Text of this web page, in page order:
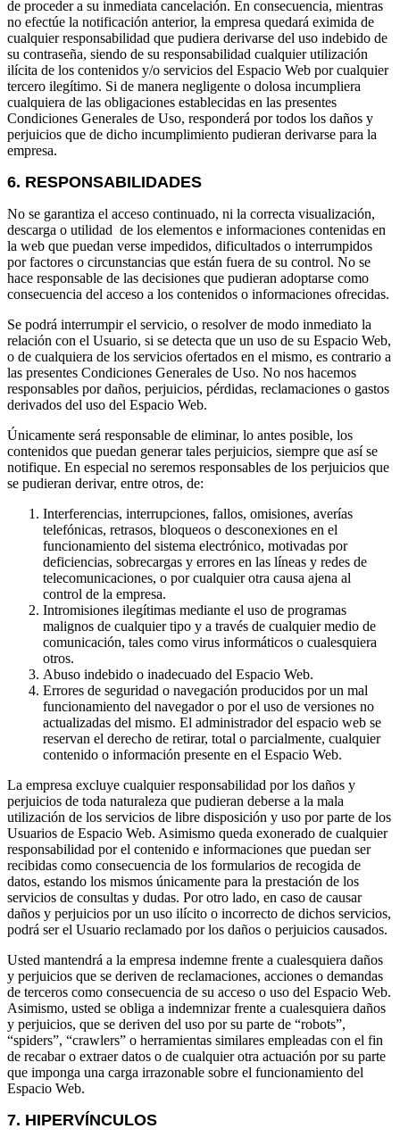
de proceder a su inmediata cancelación. En consecuencia, mientras
no efectúe la notificación anterior, la empresa quedará eximida de
cualquier responsabilidad que pudiera derivarse del uso indebido de
su contraseña, siendo de su responsabilidad cualquier utilización
ilícita de los contenidos y/o servicios del Espacio Web por cualquier
tercero ilegítimo. Si de manera negligente o dolosa incumpliera
cualquiera de las obligaciones establecidas en las presentes
Condiciones Generales de Uso, responderá por todos los daños y
perjuicios que de dicho incumplimiento pudieran derivarse para la
empresa.
6. RESPONSABILIDADES
No se garantiza el acceso continuado, ni la correcta visualización,
descarga o utilidad de los elementos e informaciones contenidas en
la web que puedan verse impedidos, dificultados o interrumpidos
por factores o circunstancias que están fuera de su control. No se
hace responsable de las decisiones que pudieran adoptarse como
consecuencia del acceso a los contenidos o informaciones ofrecidas.
Se podrá interrumpir el servicio, o resolver de modo inmediato la
relación con el Usuario, si se detecta que un uso de su Espacio Web,
o de cualquiera de los servicios ofertados en el mismo, es contrario a
las presentes Condiciones Generales de Uso. No nos hacemos
responsables por daños, perjuicios, pérdidas, reclamaciones o gastos
derivados del uso del Espacio Web.
Únicamente será responsable de eliminar, lo antes posible, los
contenidos que puedan generar tales perjuicios, siempre que así se
notifique. En especial no seremos responsables de los perjuicios que
se pudieran derivar, entre otros, de:
Interferencias, interrupciones, fallos, omisiones, averías
telefónicas, retrasos, bloqueos o desconexiones en el
funcionamiento del sistema electrónico, motivadas por
deficiencias, sobrecargas y errores en las líneas y redes de
telecomunicaciones, o por cualquier otra causa ajena al
control de la empresa.
Intromisiones ilegítimas mediante el uso de programas
malignos de cualquier tipo y a través de cualquier medio de
comunicación, tales como virus informáticos o cualesquiera
otros.
Abuso indebido o inadecuado del Espacio Web.
Errores de seguridad o navegación producidos por un mal
funcionamiento del navegador o por el uso de versiones no
actualizadas del mismo. El administrador del espacio web se
reservan el derecho de retirar, total o parcialmente, cualquier
contenido o información presente en el Espacio Web.
La empresa excluye cualquier responsabilidad por los daños y
perjuicios de toda naturaleza que pudieran deberse a la mala
utilización de los servicios de libre disposición y uso por parte de los
Usuarios de Espacio Web. Asimismo queda exonerado de cualquier
responsabilidad por el contenido e informaciones que puedan ser
recibidas como consecuencia de los formularios de recogida de
datos, estando los mismos únicamente para la prestación de los
servicios de consultas y dudas. Por otro lado, en caso de causar
daños y perjuicios por un uso ilícito o incorrecto de dichos servicios,
podrá ser el Usuario reclamado por los daños o perjuicios causados.
Usted mantendrá a la empresa indemne frente a cualesquiera daños
y perjuicios que se deriven de reclamaciones, acciones o demandas
de terceros como consecuencia de su acceso o uso del Espacio Web.
Asimismo, usted se obliga a indemnizar frente a cualesquiera daños
y perjuicios, que se deriven del uso por su parte de “robots”,
“spiders”, “crawlers” o herramientas similares empleadas con el fin
de recabar o extraer datos o de cualquier otra actuación por su parte
que imponga una carga irrazonable sobre el funcionamiento del
Espacio Web.
7. HIPERVÍNCULOS